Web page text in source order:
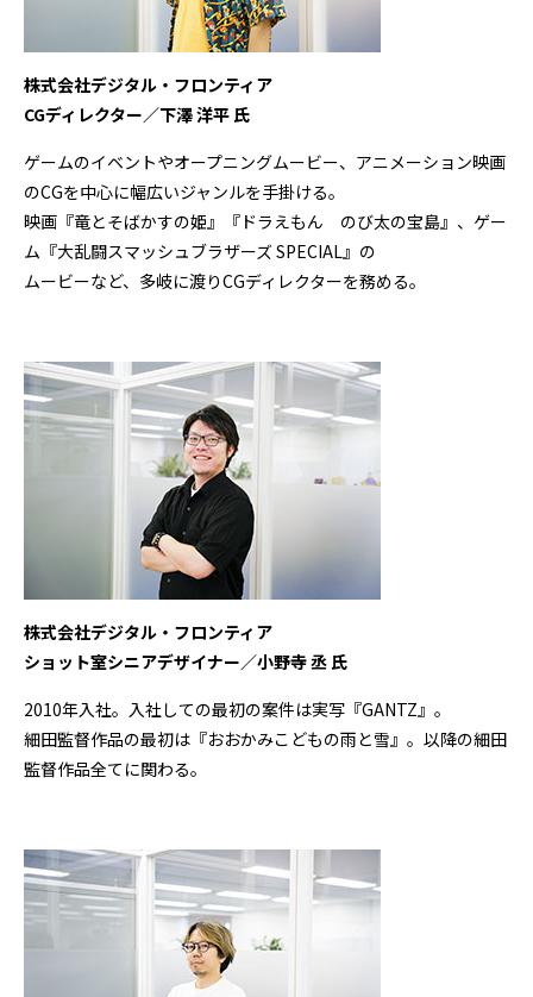
株式会社デジタル・フロンティア
CGディレクター／下澤 洋平氏
ゲームのイベントやオープニングムービー、アニメーション映画
のCGを中心に幅広いジャンルを手掛ける。
映画『竜とそばかすの姫』『ドラえもん のび太の宝島』、ゲー
ム『大乱闘スマッシュブラザーズ SPECIAL』の
ムービーなど、多岐に渡りCGディレクターを務める。
株式会社デジタル・フロンティア
ショット室シニアデザイナー／小野寺 丞 氏
2010年入社。入社しての最初の案件は実写『GANTZ』。
細田監督作品の最初は『おおかみこどもの雨と雪』。以降の細田
監督作品全てに関わる。